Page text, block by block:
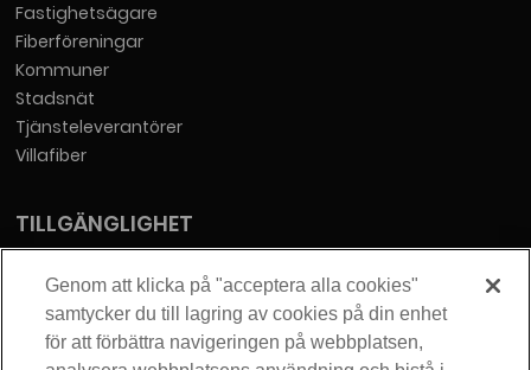
Fastighetsägare
Fiberföreningar
Kommuner
Stadsnät
Tjänsteleverantörer
Villafiber
TILLGÄNGLIGHET
Tillgänglighetsredogörelse
KONTAKT
Genom att klicka på "acceptera alla cookies"
samtycker du till lagring av cookies på din enhet
för att förbättra navigeringen på webbplatsen,